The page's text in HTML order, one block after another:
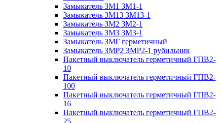
Замыкатель ЗМ1 ЗМ1-1
Замыкатель ЗМ13 ЗМ13-1
Замыкатель ЗМ2 ЗМ2-1
Замыкатель ЗМ3 ЗМ3-1
Замыкатель ЗМГ герметичный
Замыкатель ЗМР2 ЗМР2-1 рубильник
Пакетный выключатель герметичный ГПВ2-
10
Пакетный выключатель герметичный ГПВ2-
100
Пакетный выключатель герметичный ГПВ2-
16
Пакетный выключатель герметичный ГПВ2-